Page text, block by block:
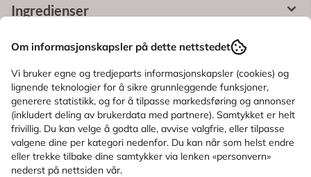
Ingredienser
KUNDER SOM SÅ PÅ DETTE SÅ OGSÅ
PÅ
Om informasjonskapsler på dette nettstedet
Vi bruker egne og tredjeparts informasjonskapsler (cookies) og
lignende teknologier for å sikre grunnleggende funksjoner,
generere statistikk, og for å tilpasse markedsføring og annonser
(inkludert deling av brukerdata med partnere). Samtykket er helt
frivillig. Du kan velge å godta alle, avvise valgfrie, eller tilpasse
valgene dine per kategori nedenfor. Du kan når som helst endre
eller trekke tilbake dine samtykker via lenken «personvern»
nederst på nettsiden vår.